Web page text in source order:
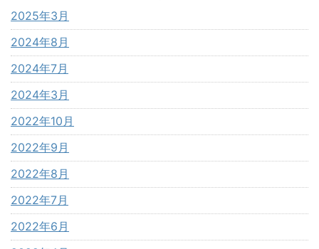
2025年3月
2024年8月
2024年7月
2024年3月
2022年10月
2022年9月
2022年8月
2022年7月
2022年6月